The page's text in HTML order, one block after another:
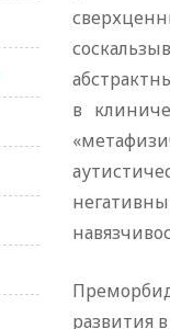
в
развития